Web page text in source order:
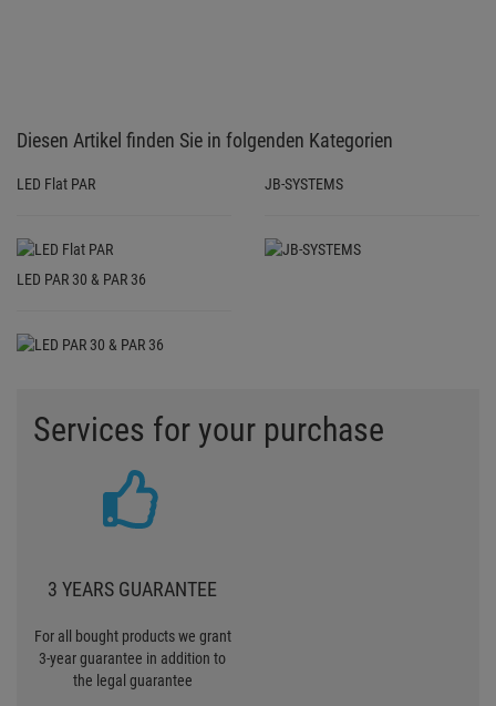
Diesen Artikel finden Sie in folgenden Kategorien
LED Flat PAR JB-SYSTEMS
LED PAR 30 & PAR 36
Services for your purchase
3 YEARS GUARANTEE
For all bought products we grant
3-year guarantee in addition to
the legal guarantee